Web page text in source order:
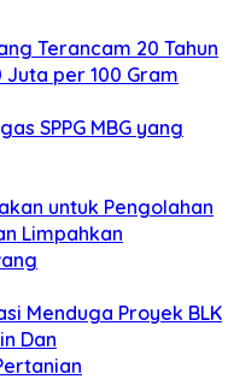
Terancam 20 Tahun
Juta per 100 Gram
SPPG MBG yang
untuk Pengolahan
Limpahkan
Menduga Proyek BLK
Dan